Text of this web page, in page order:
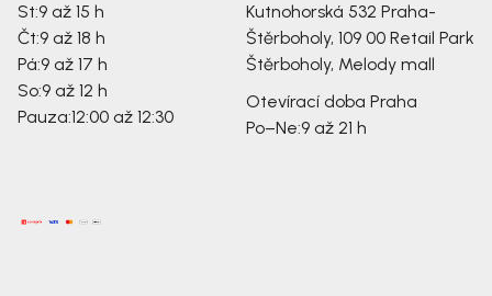
St:9 až 15 h
Čt:9 až 18 h
Pá:9 až 17 h
So:9 až 12 h
Pauza:12:00 až 12:30
Kutnohorská 532 Praha-
Štěrboholy, 109 00 Retail Park
Štěrboholy, Melody mall
Otevírací doba Praha
Po–Ne:9 až 21 h